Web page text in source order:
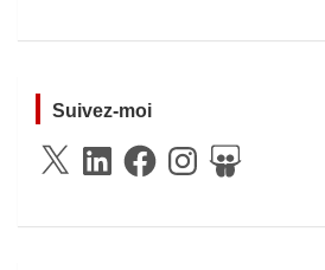
Suivez-moi
X
LinkedInFacebookInstagramSlideShare